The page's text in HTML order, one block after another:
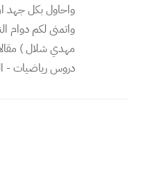
واحاول بكل جهد
واتمنى لكم دوام
مهدي شلال )
دروس رياضيات -